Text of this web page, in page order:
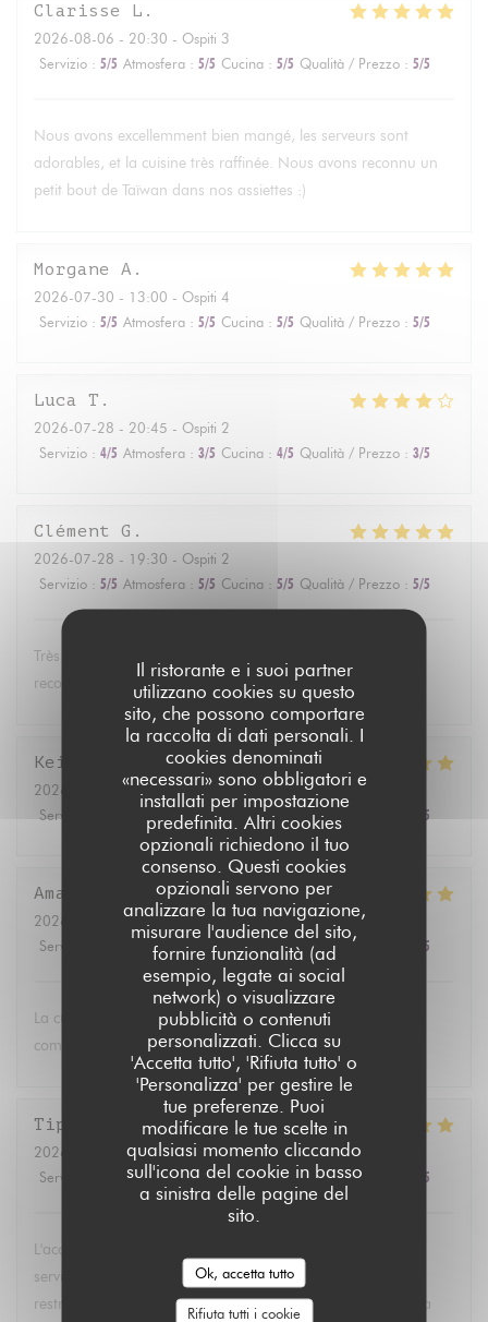
Il ristorante e i suoi partner
utilizzano cookies su questo
sito, che possono comportare
la raccolta di dati personali. I
cookies denominati
«necessari» sono obbligatori e
installati per impostazione
predefinita. Altri cookies
opzionali richiedono il tuo
consenso. Questi cookies
opzionali servono per
analizzare la tua navigazione,
misurare l'audience del sito,
fornire funzionalità (ad
esempio, legate ai social
network) o visualizzare
pubblicità o contenuti
personalizzati. Clicca su
'Accetta tutto', 'Rifiuta tutto' o
'Personalizza' per gestire le
tue preferenze. Puoi
modificare le tue scelte in
qualsiasi momento cliccando
sull'icona del cookie in basso
a sinistra delle pagine del
sito.
Ok, accetta tutto
Rifiuta tutti i cookie
Clarisse L
2026-08-06 - 20:30 - Ospiti 3
Servizio : 5/5 Atmosfera : 5/5 Cucina : 5/5 Qualità / Prezzo : 5/5
Nous avons excellemment bien mangé, les serveurs sont
adorables, et la cuisine très raffinée. Nous avons reconnu un
petit bout de Taïwan dans nos assiettes :)
Morgane A
2026-07-30 - 13:00 - Ospiti 4
Servizio : 5/5 Atmosfera : 5/5 Cucina : 5/5 Qualità / Prezzo : 5/5
Luca T
2026-07-28 - 20:45 - Ospiti 2
Servizio : 4/5 Atmosfera : 3/5 Cucina : 4/5 Qualità / Prezzo : 3/5
Clément G
2026-07-28 - 19:30 - Ospiti 2
Servizio : 5/5 Atmosfera : 5/5 Cucina : 5/5 Qualità / Prezzo : 5/5
Très bon, terrasse au calme, et service aux petits soins. Je
recommande !
Kei
2026-07-22
- 19:15 - Ospiti 3
Servizio
Atmosfera 4 /5 Cucina: Qualità / Prezzo /5
Amandine
2026-07-22
- 20:30 - Ospiti 2
Servizio
Atmosfera : /5 Cucina 5/5 Qualità / Prezzo /5
La cuisine est toujours savoureuse. Le service attentionné
comme d’habitude
Tiphaine
2026-07-21
- 12:30 - Ospiti 10
Servizio
Atmosfera: 5 /5 Cucina: 5/5 Qualità / Prezzo /5
L'accueil était parfait, nous avons eu une grande table, le
service était rapide, et ils ont su s'adapter à toutes les
restrictions alimentaires ! Le seul bémol je trouve c'est que la